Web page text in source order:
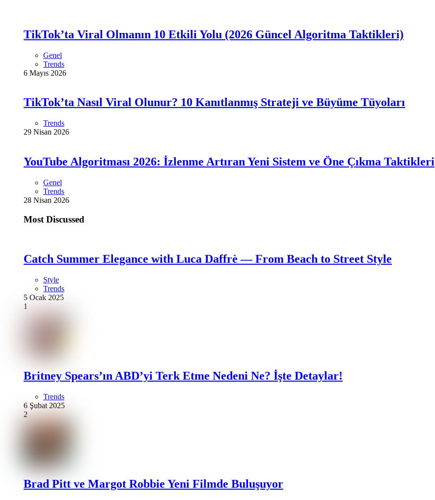
TikTok’ta Viral Olmanın 10 Etkili Yolu (2026 Güncel Algoritma Taktikleri)
Genel
Trends
6 Mayıs 2026
TikTok’ta Nasıl Viral Olunur? 10 Kanıtlanmış Strateji ve Büyüme Tüyoları
Trends
29 Nisan 2026
YouTube Algoritması 2026: İzlenme Artıran Yeni Sistem ve Öne Çıkma Taktikleri
Genel
Trends
28 Nisan 2026
Most Discussed
Catch Summer Elegance with Luca Daffrè — From Beach to Street Style
Style
Trends
5 Ocak 2025
1
Britney Spears’ın ABD’yi Terk Etme Nedeni Ne? İşte Detaylar!
Trends
6 Şubat 2025
2
Brad Pitt ve Margot Robbie Yeni Filmde Buluşuyor